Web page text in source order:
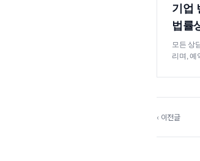
기업
법률
모든 상
리며, 예
‹ 이전글